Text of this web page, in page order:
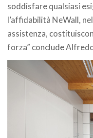
soddisfare qualsiasi
l’affidabilità NeWall,
assistenza,
forza” conclude